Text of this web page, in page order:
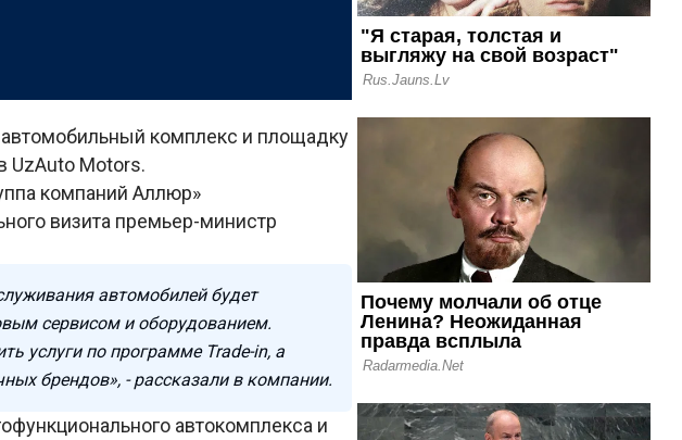
комплекс и площадку
UzAuto Motors.
компаний Аллюр»
визита премьер-министр
автомобилей будет
сервисом и оборудованием.
услуги по программе Trade-in, а
брендов», - рассказали в компании.
автокомплекса и